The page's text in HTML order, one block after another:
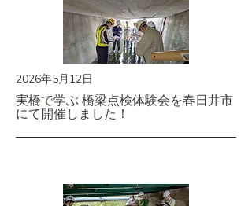
2026年5月12日
実橋で学ぶ 橋梁点検体験会を春日井市
にて開催しました！